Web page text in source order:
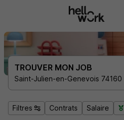
TROUVER MON JOB
Saint-Julien-en-Genevois 74160
Filtres Contrats Salaire